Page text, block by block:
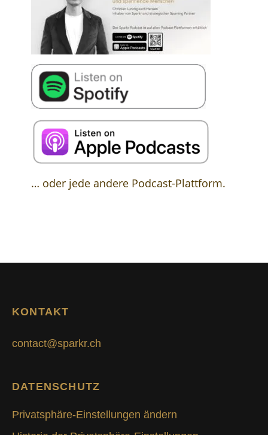
… oder jede andere Podcast-Plattform.
KONTAKT
contact@sparkr.ch
DATENSCHUTZ
Privatsphäre-Einstellungen ändern